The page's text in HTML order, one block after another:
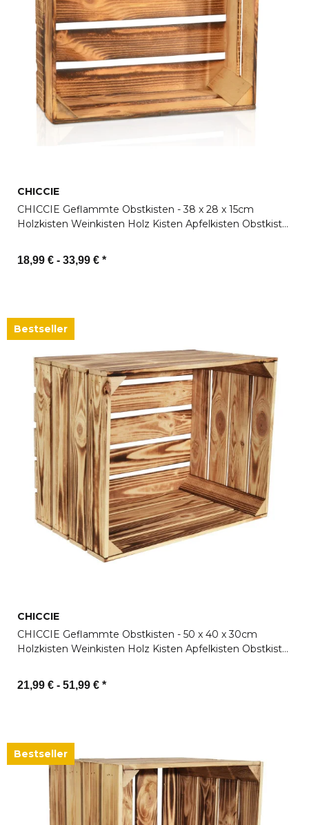
CHICCIE
CHICCIE Geflammte Obstkisten - 38 x 28 x 15cm
Holzkisten Weinkisten Holz Kisten Apfelkisten Obstkiste
18,99 € - 33,99 € *
Bestseller
CHICCIE
CHICCIE Geflammte Obstkisten - 50 x 40 x 30cm
Holzkisten Weinkisten Holz Kisten Apfelkisten Obstkiste
21,99 € - 51,99 € *
Bestseller